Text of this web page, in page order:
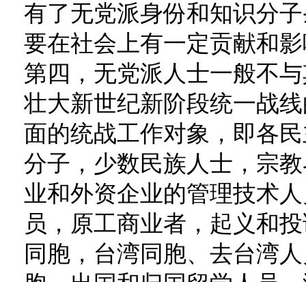
有了无党派身份和知识分
要在社会上有一定贡献和
第四，无党派人士一般不
壮大新世纪新阶段统一战
面的统战工作对象，即各
分子，少数民族人士，宗
业和外资企业的管理技术
员，原工商业者，起义和
同胞，台湾同胞、去台湾